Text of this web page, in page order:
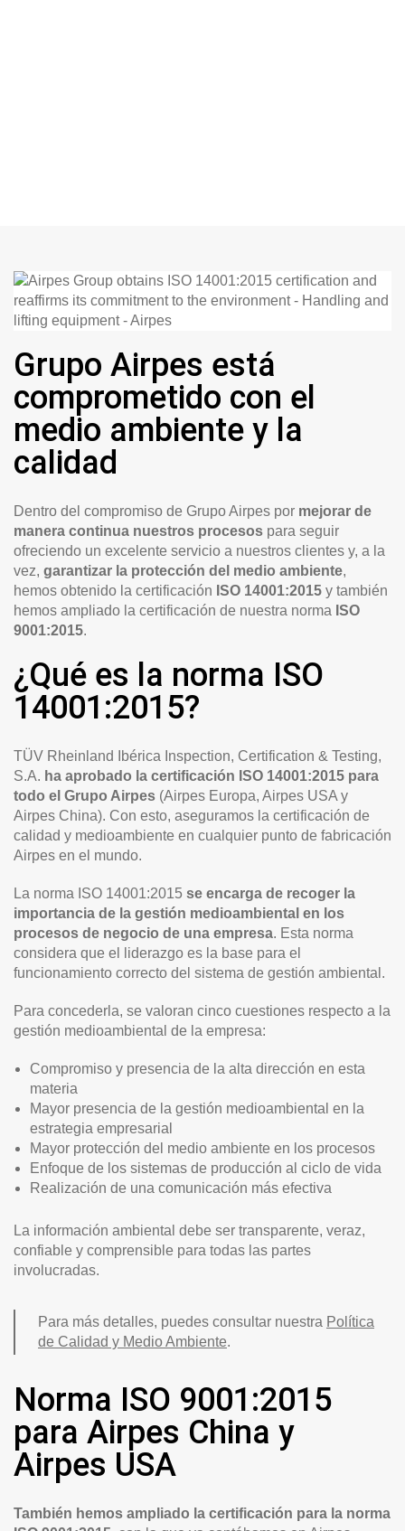
Grupo Airpes está
comprometido con el
medio ambiente y la
calidad
Dentro del compromiso de Grupo Airpes por mejorar de
manera continua nuestros procesos para seguir
ofreciendo un excelente servicio a nuestros clientes y, a la
vez, garantizar la protección del medio ambiente,
hemos obtenido la certificación ISO 14001:2015 y también
hemos ampliado la certificación de nuestra norma ISO
9001:2015.
¿Qué es la norma ISO
14001:2015?
TÜV Rheinland Ibérica Inspection, Certification & Testing,
S.A. ha aprobado la certificación ISO 14001:2015 para
todo el Grupo Airpes (Airpes Europa, Airpes USA y
Airpes China). Con esto, aseguramos la certificación de
calidad y medioambiente en cualquier punto de fabricación
Airpes en el mundo.
La norma ISO 14001:2015 se encarga de recoger la
importancia de la gestión medioambiental en los
procesos de negocio de una empresa. Esta norma
considera que el liderazgo es la base para el
funcionamiento correcto del sistema de gestión ambiental.
Para concederla, se valoran cinco cuestiones respecto a la
gestión medioambiental de la empresa:
Compromiso y presencia de la alta dirección en esta
materia
Mayor presencia de la gestión medioambiental en la
estrategia empresarial
Mayor protección del medio ambiente en los procesos
Enfoque de los sistemas de producción al ciclo de vida
Realización de una comunicación más efectiva
La información ambiental debe ser transparente, veraz,
confiable y comprensible para todas las partes
involucradas.
Para más detalles, puedes consultar nuestra Política
de Calidad y Medio Ambiente.
Norma ISO 9001:2015
para Airpes China y
Airpes USA
También hemos ampliado la certificación para la norma